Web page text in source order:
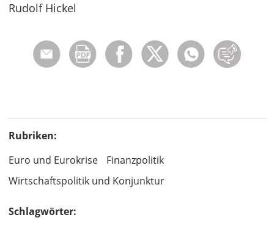
Rudolf Hickel
Rubriken:
Euro und Eurokrise
Finanzpolitik
Wirtschaftspolitik und Konjunktur
Schlagwörter: